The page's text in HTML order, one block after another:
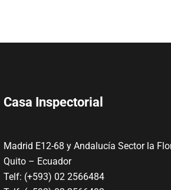
Casa Inspectorial
Madrid E12-68 y Andalucía Sector la
Quito – Ecuador
Telf: (+593) 02 2566484